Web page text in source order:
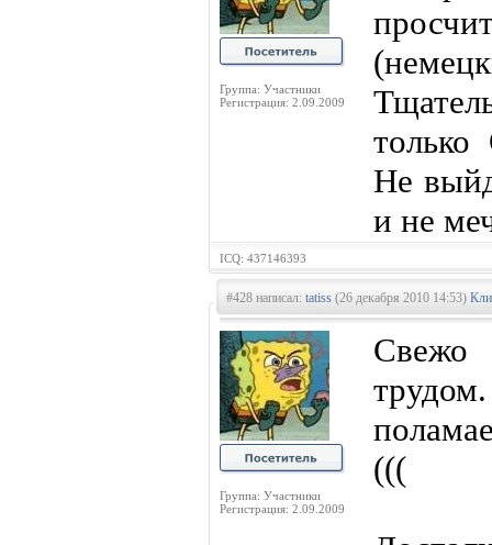
Группа: Участники
Регистрация: 2.09.2009
только
Не
и не
ICQ: 437146393
#428 написал: tatiss (26 декабря 2010 14:53)
Группа: Участники
Регистрация: 2.09.2009
Свежо
(((